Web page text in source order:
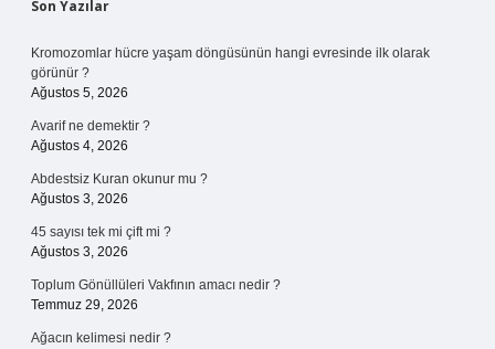
Sidebar
Son Yazılar
Kromozomlar hücre yaşam döngüsünün hangi evresinde ilk olarak
görünür ?
Ağustos 5, 2026
Avarif ne demektir ?
Ağustos 4, 2026
Abdestsiz Kuran okunur mu ?
Ağustos 3, 2026
45 sayısı tek mi çift mi ?
Ağustos 3, 2026
Toplum Gönüllüleri Vakfının amacı nedir ?
Temmuz 29, 2026
Ağacın kelimesi nedir ?